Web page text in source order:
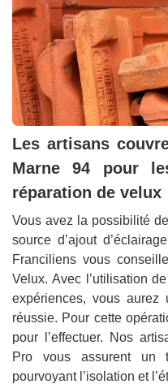
Les artisans
Marne 94 pour
réparation de
Vous avez la possibilité
source d’ajout
Franciliens vous
Velux. Avec l’utilisation
expériences, vous
réussie. Pour cette
pour l’effectuer. Nos
Pro vous assurent un
pourvoyant l’isolation et